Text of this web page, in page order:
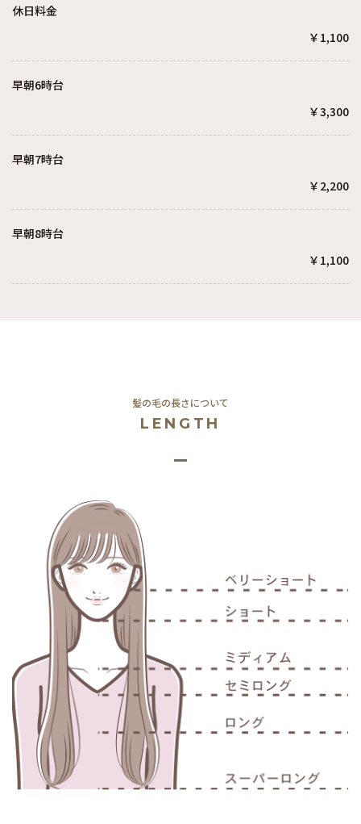
休日料金
￥1,100
早朝6時台
￥3,300
早朝7時台
￥2,200
早朝8時台
￥1,100
髪の毛の長さについて
LENGTH